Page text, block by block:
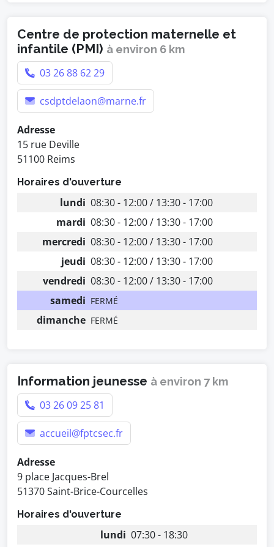
Centre de protection maternelle et
infantile (PMI) à environ 6 km
03 26 88 62 29
csdptdelaon@marne.fr
Adresse
15 rue Deville
51100 Reims
Horaires d'ouverture
lundi 08:30 - 12:00 / 13:30 - 17:00
mardi 08:30 - 12:00 / 13:30 - 17:00
mercredi 08:30 - 12:00 / 13:30 - 17:00
jeudi 08:30 - 12:00 / 13:30 - 17:00
vendredi 08:30 - 12:00 / 13:30 - 17:00
samedi FERMÉ
dimanche FERMÉ
Information jeunesse à environ 7 km
03 26 09 25 81
accueil@fptcsec.fr
Adresse
9 place Jacques-Brel
51370 Saint-Brice-Courcelles
Horaires d'ouverture
lundi 07:30 - 18:30